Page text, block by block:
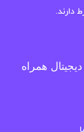
دارند.
همراه